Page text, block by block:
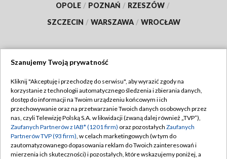
OPOLE / POZNAŃ / RZESZÓW /
SZCZECIN / WARSZAWA / WROCŁAW
TVP
Abonament TVP
Emisja w TVP
Centrum informacji TVP
Regulamin TVP
Polityka prywatności
Moje zgody
Szanujemy Twoją prywatność
Kliknij "Akceptuję i przechodzę do serwisu", aby wyrazić zgody na
korzystanie z technologii automatycznego śledzenia i zbierania danych,
dostęp do informacji na Twoim urządzeniu końcowym i ich
przechowywanie oraz na przetwarzanie Twoich danych osobowych przez
nas, czyli Telewizję Polską S.A. w likwidacji (zwaną dalej również „TVP”),
Zaufanych Partnerów z IAB* (1201 firm) oraz pozostałych Zaufanych
Partnerów TVP (93 firm), w celach marketingowych (w tym do
zautomatyzowanego dopasowania reklam do Twoich zainteresowań i
mierzenia ich skuteczności) i pozostałych, które wskazujemy poniżej, a